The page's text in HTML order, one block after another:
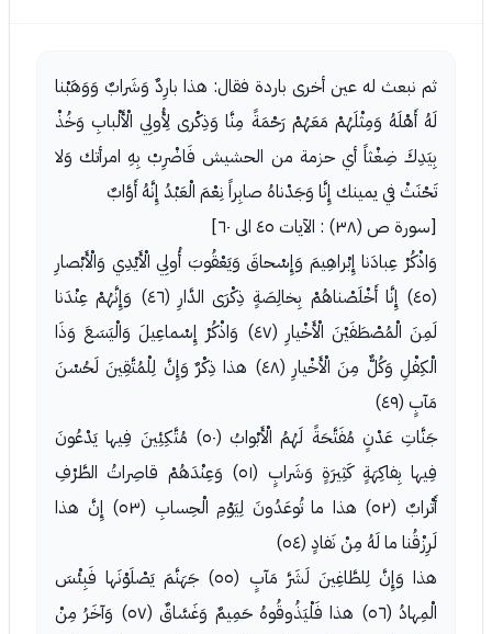
ثم نبعث له عين أخرى باردة فقال: هذا بارِدٌ وَشَرابٌ وَوَهَبْنا
لَهُ أَهْلَهُ وَمِثْلَهُمْ مَعَهُمْ رَحْمَةً مِنَّا وَذِكْرى لِأُولِي الْأَلْبابِ وَخُذْ
بِيَدِكَ ضِغْثاً أي حزمة من الحشيش فَاضْرِبْ بِهِ امرأتك وَلا
تَحْنَثْ في يمينك إِنَّا وَجَدْناهُ صابِراً نِعْمَ الْعَبْدُ إِنَّهُ أَوَّابٌ
[سورة ص (٣٨) : الآيات ٤٥ الى ٦٠]
وَاذْكُرْ عِبادَنا إِبْراهِيمَ وَإِسْحاقَ وَيَعْقُوبَ أُولِي الْأَيْدِي وَالْأَبْصارِ
(٤٥) إِنَّا أَخْلَصْناهُمْ بِخالِصَةٍ ذِكْرَى الدَّارِ (٤٦) وَإِنَّهُمْ عِنْدَنا
لَمِنَ الْمُصْطَفَيْنَ الْأَخْيارِ (٤٧) وَاذْكُرْ إِسْماعِيلَ وَالْيَسَعَ وَذَا
الْكِفْلِ وَكُلٌّ مِنَ الْأَخْيارِ (٤٨) هذا ذِكْرٌ وَإِنَّ لِلْمُتَّقِينَ لَحُسْنَ
مَآبٍ (٤٩)
جَنَّاتِ عَدْنٍ مُفَتَّحَةً لَهُمُ الْأَبْوابُ (٥٠) مُتَّكِئِينَ فِيها يَدْعُونَ
فِيها بِفاكِهَةٍ كَثِيرَةٍ وَشَرابٍ (٥١) وَعِنْدَهُمْ قاصِراتُ الطَّرْفِ
أَتْرابٌ (٥٢) هذا ما تُوعَدُونَ لِيَوْمِ الْحِسابِ (٥٣) إِنَّ هذا
لَرِزْقُنا ما لَهُ مِنْ نَفادٍ (٥٤)
هذا وَإِنَّ لِلطَّاغِينَ لَشَرَّ مَآبٍ (٥٥) جَهَنَّمَ يَصْلَوْنَها فَبِئْسَ
الْمِهادُ (٥٦) هذا فَلْيَذُوقُوهُ حَمِيمٌ وَغَسَّاقٌ (٥٧) وَآخَرُ مِنْ